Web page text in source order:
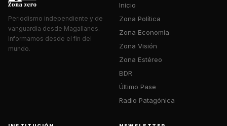
Periodismo independiente y de
vanguardia desde Magallanes.
Informamos desde el fin del
mundo.
Inicio
Zona Política
Zona Economía
Zona Visión
Zona Estéreo
BDR
Último Pase
Radio Patagónica